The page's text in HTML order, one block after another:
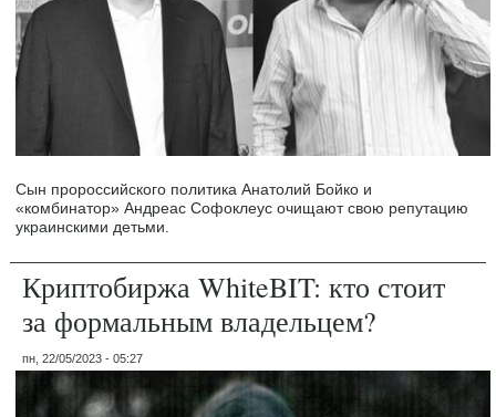
Сын пророссийского политика Анатолий Бойко и
«комбинатор» Андреас Софоклеус очищают свою репутацию
украинскими детьми.
Криптобиржа WhiteBIT: кто стоит
за формальным владельцем?
пн, 22/05/2023 - 05:27